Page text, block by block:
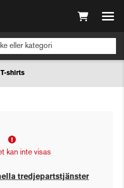
T-shirts
kan inte visas
tredjepartstjänster